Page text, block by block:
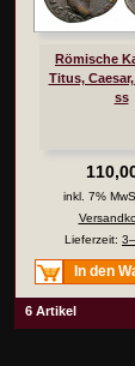
Römische
Titus,
ss
inkl. 7%
Lieferzeit:
In den
6 Artikel